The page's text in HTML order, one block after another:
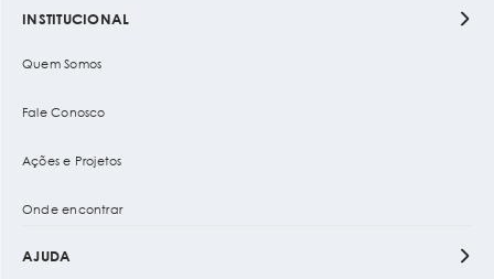
INSTITUCIONAL
Quem Somos
Fale Conosco
Ações e Projetos
Onde encontrar
AJUDA